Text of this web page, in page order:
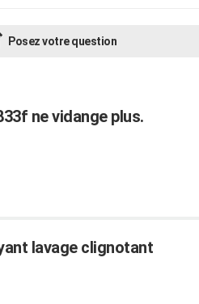
Posez votre question
ne vidange plus.
lavage clignotant